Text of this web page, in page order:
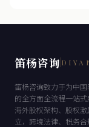
笛杨咨询
笛杨咨询致力于为中
的全方面全流程一站式
海外股权架构、股权
立，跨境法律、税务合